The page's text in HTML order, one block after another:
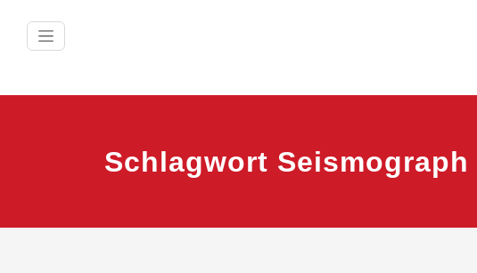
springen
Schlagwort Seismograph